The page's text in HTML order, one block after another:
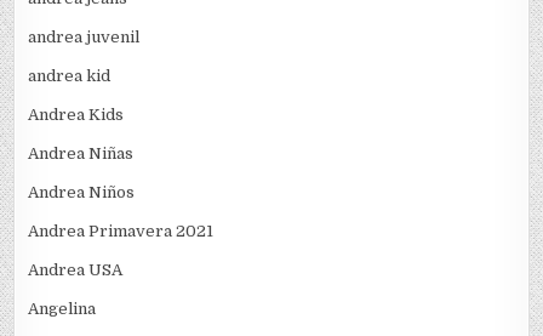
andrea juvenil
andrea kid
Andrea Kids
Andrea Niñas
Andrea Niños
Andrea Primavera 2021
Andrea USA
Angelina